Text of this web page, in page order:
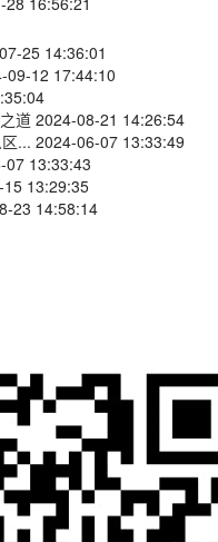
25 14:36:01
09-12 17:44:10
道 2024-08-21 14:26:54
... 2024-06-07 13:33:49
07 13:33:43
13:29:35
23 14:58:14